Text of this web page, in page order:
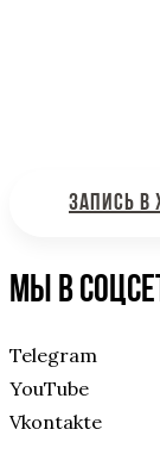
ЗАПИСЬ В
Мы в
Telegram
YouTube
Vkontakte